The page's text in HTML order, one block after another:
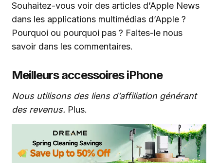
Souhaitez-vous voir des articles d’Apple News
dans les applications multimédias d’Apple ?
Pourquoi ou pourquoi pas ? Faites-le nous
savoir dans les commentaires.
Meilleurs accessoires iPhone
Nous utilisons des liens d’affiliation générant
des revenus. Plus.